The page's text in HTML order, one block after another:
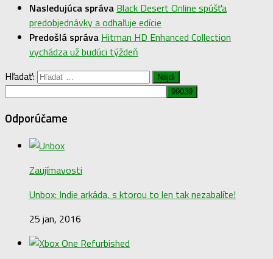
Nasledujúca správa Black Desert Online spúšťa
predobjednávky a odhaľuje edície
Predošlá správa Hitman HD Enhanced Collection
vychádza už budúci týždeň
Hľadať:
Odporúčame
Zaujímavosti
Unbox: Indie arkáda, s ktorou to len tak nezabalíte!
25 jan, 2016